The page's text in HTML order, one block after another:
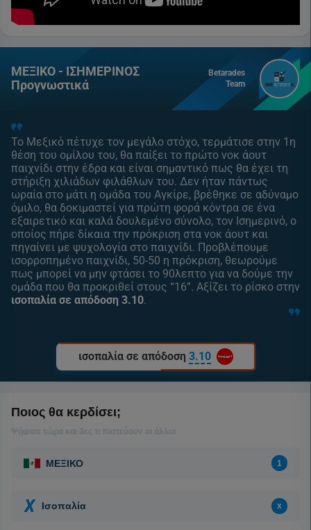
ΜΕΞΙΚΟ - ΙΣΗΜΕΡΙΝΟΣ
Προγνωστικά
Betarades
Team
Το Μεξικό πέτυχε τον μεγάλο στόχο, τερμάτισε στην 1η
θέση του ομίλου του, θα παίξει το πρώτο νοκ άουτ
παιχνίδι στην έδρα και είναι σημαντικό πως θα έχει τη
στήριξη χιλιάδων φιλάθλων του. Δεν ήταν πάντως
ωραία στο μάτι η ομάδα του Αγκίρε, βρέθηκε σε αδύναμο
όμιλο, θα δοκιμαστεί για πρώτη φορά κόντρα σε ένα
εξαιρετικό και καλά δουλεμένο σύνολο, τον Ισημερινό, ο
οποίος πήρε δίκαια την πρόκριση στα νοκ άουτ και
πηγαίνει με ψυχολογία στο παιχνίδι. Προβλέπουμε
ισορροπημένο παιχνίδι, 50-50 η πρόκριση, θεωρούμε
πως μπορεί να μην φτάσει το 90λεπτο για να δούμε την
ομάδα που θα προκριθεί στους “16”. Αξίζει το ρίσκο στην
ισοπαλία σε απόδοση 3.10.
ισοπαλία σε απόδοση 3.10